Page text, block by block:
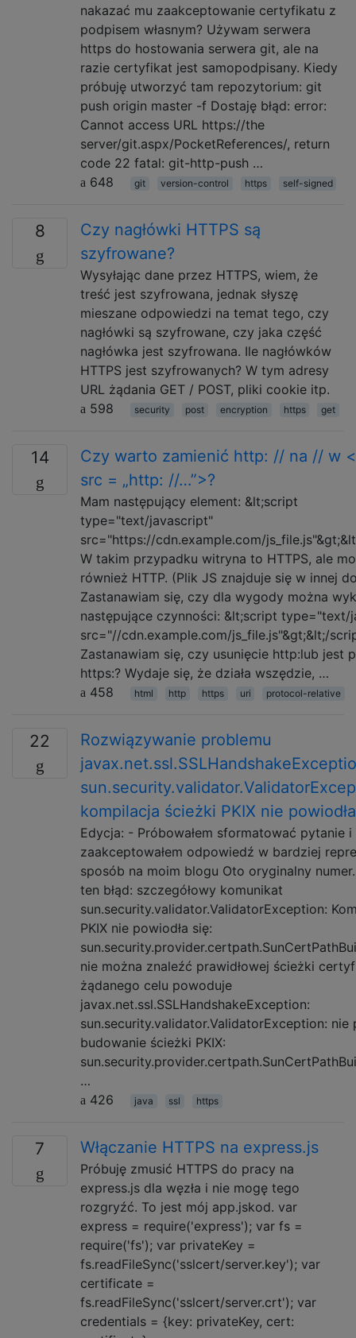
nakazać mu zaakceptowanie certyfikatu z
podpisem własnym? Używam serwera
https do hostowania serwera git, ale na
razie certyfikat jest samopodpisany. Kiedy
próbuję utworzyć tam repozytorium: git
push origin master -f Dostaję błąd: error:
Cannot access URL https://the
server/git.aspx/PocketReferences/, return
code 22 fatal: git-http-push …
648
git version-control https self-signed
8
Czy nagłówki HTTPS są
szyfrowane?
Wysyłając dane przez HTTPS, wiem, że
treść jest szyfrowana, jednak słyszę
mieszane odpowiedzi na temat tego, czy
nagłówki są szyfrowane, czy jaka część
nagłówka jest szyfrowana. Ile nagłówków
HTTPS jest szyfrowanych? W tym adresy
URL żądania GET / POST, pliki cookie itp.
598
security post encryption https get
14
Czy warto zamienić http: // na // w
src = „http: //…”>?
Mam następujący element: &lt;script
type="text/javascript"
src="https://cdn.example.com/
W takim przypadku witryna to HTTPS, ale
również HTTP. (Plik JS znajduje się w innej
Zastanawiam się, czy dla wygody można
następujące czynności: &lt;script type="text/
src="//cdn.example.com/js_file.js"&gt;&lt;/
Zastanawiam się, czy usunięcie http:lub jest
https:? Wydaje się, że działa wszędzie, …
458
html http https uri protocol-relative
22
Rozwiązywanie problemu
kompilacja ścieżki PKIX nie
Edycja: - Próbowałem sformatować pytanie i
zaakceptowałem odpowiedź w bardziej
sposób na moim blogu Oto oryginalny
ten błąd: szczegółowy komunikat
sun.security.validator.ValidatorException:
PKIX nie powiodła się:
nie można znaleźć prawidłowej ścieżki
żądanego celu powoduje
javax.net.ssl.SSLHandshakeException:
sun.security.validator.ValidatorException: nie
budowanie ścieżki PKIX:
…
426
java ssl https
7 Włączanie HTTPS na express.js
Próbuję zmusić HTTPS do pracy na
express.js dla węzła i nie mogę tego
rozgryźć. To jest mój app.jskod. var
express = require('express'); var fs =
require('fs'); var privateKey =
fs.readFileSync('sslcert/server.key'); var
certificate =
fs.readFileSync('sslcert/server.crt'); var
credentials = {key: privateKey, cert: